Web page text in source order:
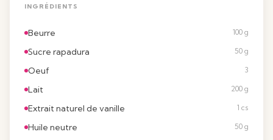
INGRÉDIENTS
Beurre 100 g
Sucre rapadura 50 g
Oeuf 3
Lait 200 g
Extrait naturel de vanille 1 cs
Huile neutre 50 g